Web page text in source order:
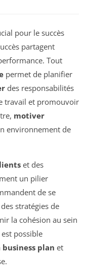
pour le succès
partagent
Tout
permet de planifier
des responsabilités
travail et promouvoir
motiver
environnement de
et des
un pilier
de se
stratégies de
la cohésion au sein
possible
business plan et